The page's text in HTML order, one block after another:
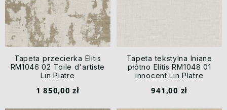
Tapeta przecierka Elitis
RM1046 02 Toile d'artiste
Lin Platre
1 850,00 zł
Tapeta tekstylna lniane
płótno Elitis RM1048 01
Innocent Lin Platre
941,00 zł